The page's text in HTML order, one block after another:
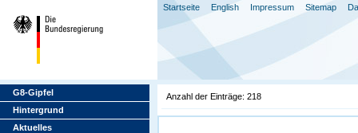
Startseite English Impressum Sitemap
G8-Gipfel
Hintergrund
Aktuelles
Anzahl der Einträge: 218